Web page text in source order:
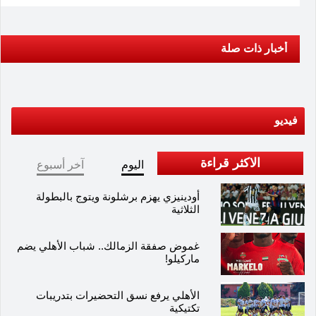
أخبار ذات صلة
فيديو
الاكثر قراءة اليوم آخر أسبوع
أودينيزي يهزم برشلونة ويتوج بالبطولة
الثلاثية
غموض صفقة الزمالك.. شباب الأهلي يضم
ماركيلو!
الأهلي يرفع نسق التحضيرات بتدريبات
تكتيكية